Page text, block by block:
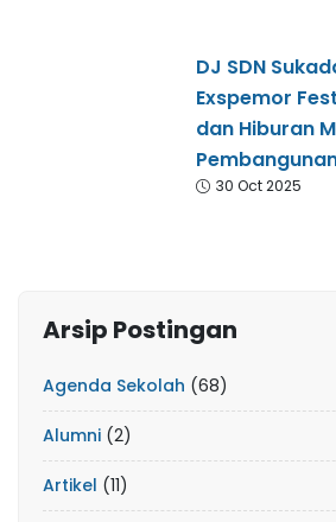
DJ SDN
Exspemor
dan Hiburan
30 Oct 2025
Arsip Postingan
Agenda Sekolah (68)
Alumni (2)
Artikel (11)